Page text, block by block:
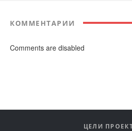
КОММЕНТАРИИ
Comments are disabled
ЦЕЛИ